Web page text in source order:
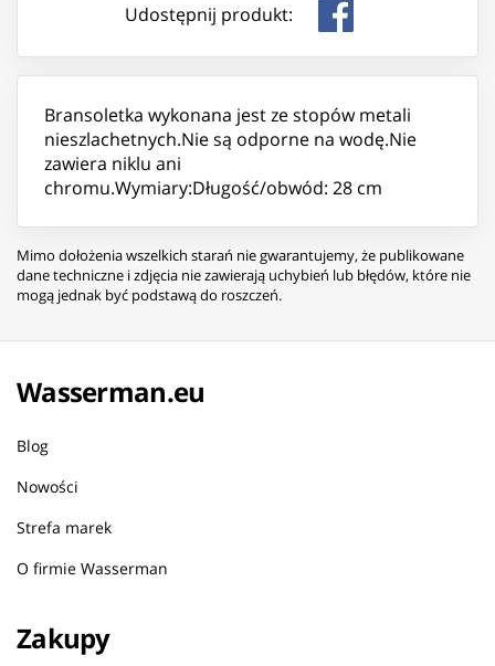
Udostępnij produkt:
Bransoletka wykonana jest ze stopów metali
nieszlachetnych.Nie są odporne na wodę.Nie
zawiera niklu ani
chromu.Wymiary:Długość/obwód: 28 cm
Mimo dołożenia wszelkich starań nie gwarantujemy, że publikowane
dane techniczne i zdjęcia nie zawierają uchybień lub błędów, które nie
mogą jednak być podstawą do roszczeń.
Wasserman.eu
Blog
Nowości
Strefa marek
O firmie Wasserman
Zakupy